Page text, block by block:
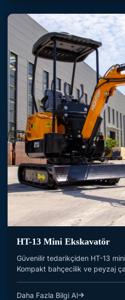
HT-13 Mini Ekskavatör
Güvenilir tedarikçiden HT-13
Kompakt bahçecilik ve peyzaj
Daha Fazla Bilgi Al